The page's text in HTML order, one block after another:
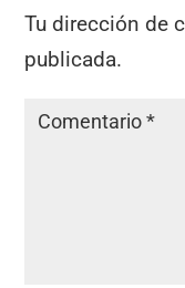
Tu dirección de
publicada.